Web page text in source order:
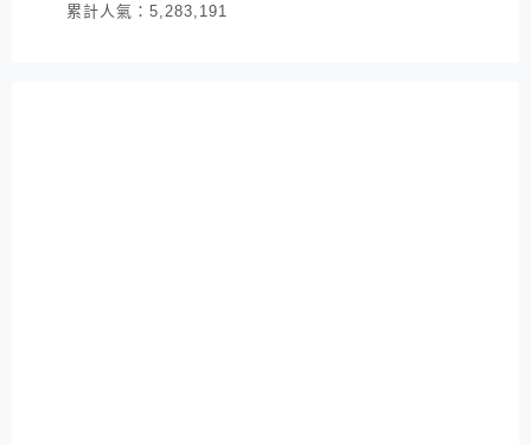
累計人氣： 5,283,191